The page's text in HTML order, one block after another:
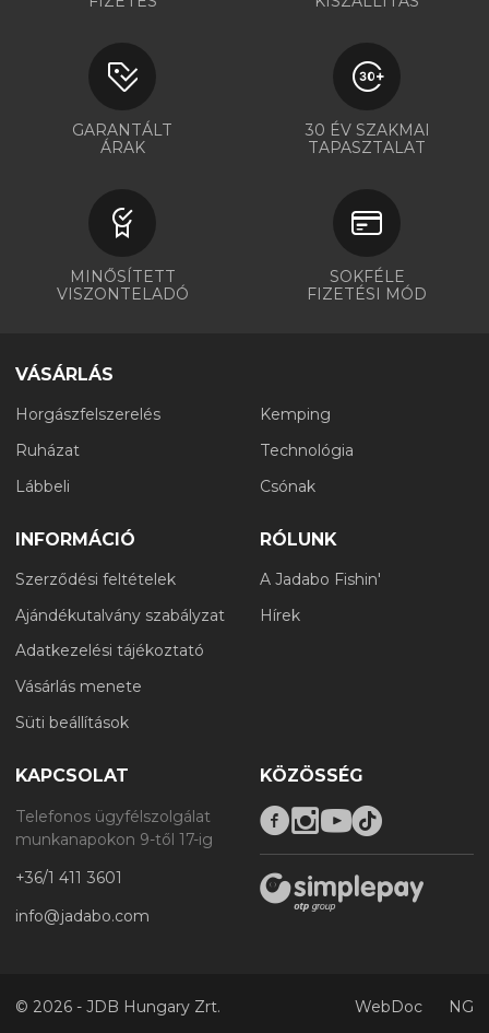
GARANTÁLT
ÁRAK
30 ÉV SZAKMAI
TAPASZTALAT
MINŐSÍTETT
VISZONTELADÓ
SOKFÉLE
FIZETÉSI MÓD
VÁSÁRLÁS
Horgászfelszerelés
Ruházat
Lábbeli
Kemping
Technológia
Csónak
INFORMÁCIÓ
Szerződési feltételek
Ajándékutalvány szabályzat
Adatkezelési tájékoztató
Vásárlás menete
Süti beállítások
RÓLUNK
A Jadabo Fishin'
Hírek
KAPCSOLAT
Telefonos ügyfélszolgálat
munkanapokon 9-től 17-ig
+36/1 411 3601
info@jadabo.com
KÖZÖSSÉG
© 2026 - JDB Hungary Zrt. WebDoc NG